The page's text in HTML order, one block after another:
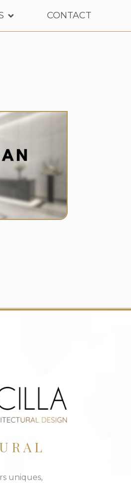
CONTACT
uniques,